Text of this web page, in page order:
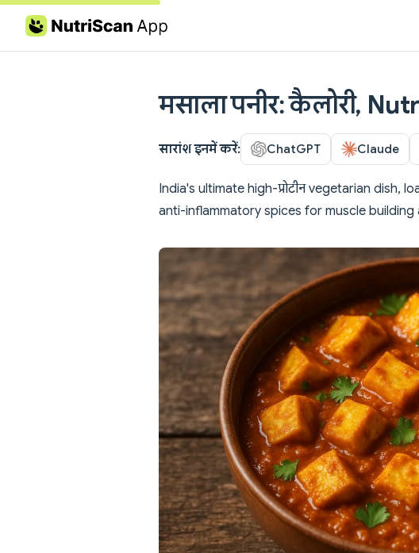
Skip to content
मसाला पनीर: कैलोरी,
सारांश इनमें करें: ChatGPT Claude
India's ultimate high-प्रोटीन vegetarian dish,
anti-inflammatory spices for muscle building